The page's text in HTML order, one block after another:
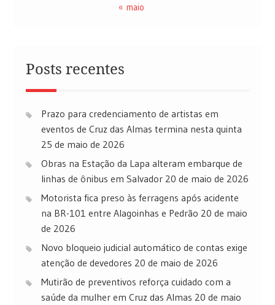
« maio
Posts recentes
Prazo para credenciamento de artistas em
eventos de Cruz das Almas termina nesta quinta
25 de maio de 2026
Obras na Estação da Lapa alteram embarque de
linhas de ônibus em Salvador 20 de maio de 2026
Motorista fica preso às ferragens após acidente
na BR-101 entre Alagoinhas e Pedrão 20 de maio
de 2026
Novo bloqueio judicial automático de contas exige
atenção de devedores 20 de maio de 2026
Mutirão de preventivos reforça cuidado com a
saúde da mulher em Cruz das Almas 20 de maio